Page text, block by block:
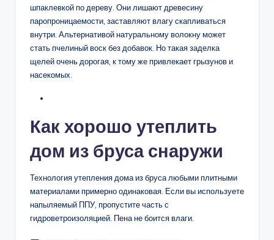
шпаклевкой по дереву. Они лишают древесину
паропроницаемости, заставляют влагу скапливаться
внутри. Альтернативой натуральному волокну может
стать пчелиный воск без добавок. Но такая заделка
щелей очень дорогая, к тому же привлекает грызунов и
насекомых.
Как хорошо утеплить
дом из бруса снаружи
Технология утепления дома из бруса любыми плитными
материалами примерно одинаковая. Если вы используете
напыляемый ППУ, пропустите часть с
гидроветроизоляцией. Пена не боится влаги.